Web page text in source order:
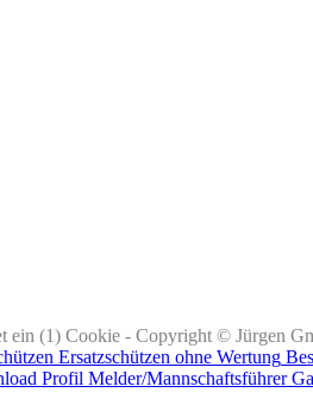
ein (1) Cookie - Copyright © Jürgen
Ersatzschützen ohne Wertung
Profil Melder/Mannschaftsführer